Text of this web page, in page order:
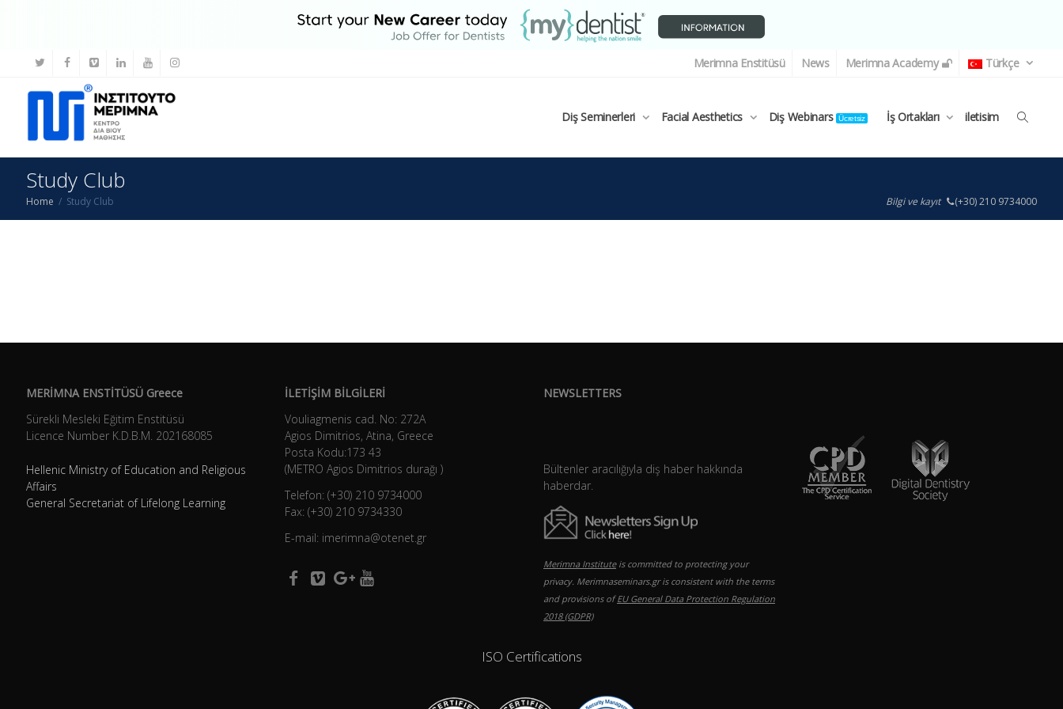
Merimna Enstitüsü News Merimna Academy Türkçe
Diş Seminerleri Facial Aesthetics Diş Webinars Ücretsiz İş Ortakları iletisim
Study Club
Home Study Club Bilgi ve kayıt (+30) 210 9734000
MERİMNA ENSTİTÜSÜ Greece
Sürekli Mesleki Eğitim Enstitüsü
Licence Number K.D.B.Μ. 202168085
Hellenic Ministry of Education and Religious
Affairs
General Secretariat of Lifelong Learning
İLETİŞİM BİLGİLERİ
Vouliagmenis cad. No: 272A
Agios Dimitrios, Atina, Greece
Posta Kodu:173 43
(METRO Agios Dimitrios durağı )
Telefon: (+30) 210 9734000
Fax: (+30) 210 9734330
E-mail: imerimna@otenet.gr
NEWSLETTERS
Bültenler aracılığıyla diş haber hakkında
haberdar.
Merimna Instituteis committed to protecting your
privacy. Merimnaseminars.gr is consistent with the terms
and provisions ofEU General Data Protection Regulation
2018 (GDPR)
ISO Certifications